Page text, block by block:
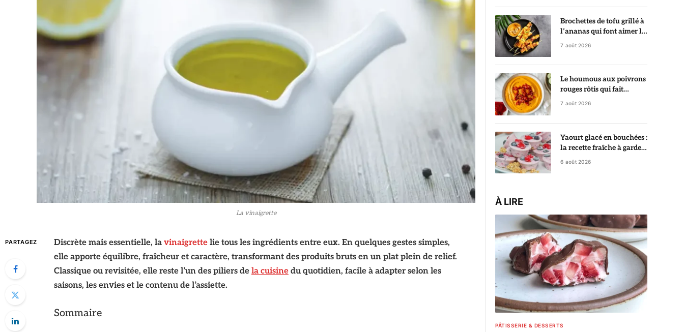
La vinaigrette
PARTAGEZ Discrète mais essentielle, la vinaigrettelie tous les ingrédients entre eux. En quelques gestes simples,
elle apporte équilibre, fraîcheur et caractère, transformant des produits bruts en un plat plein de relief.
Classique ou revisitée, elle reste l’un des piliers de la cuisinedu quotidien, facile à adapter selon les
saisons, les envies et le contenu de l’assiette.
Sommaire
Brochettes de tofu grillé à
l’ananas qui font aimer le
tofu dès la première
7 août 2026
Le houmous aux poivrons
rouges rôtis qui fait
sensation à tous les apéros
7 août 2026
Yaourt glacé en bouchées :
la recette fraîche à garder
au congélateur
6 août 2026
À LIRE
PÂTISSERIE & DESSERTS